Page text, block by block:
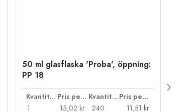
50 ml glasflaska 'Proba', öppning:
PP 18
Kvantitet Pris per styck Kvantitet
Pris per styck
1
15,02 kr
240
11,51 kr